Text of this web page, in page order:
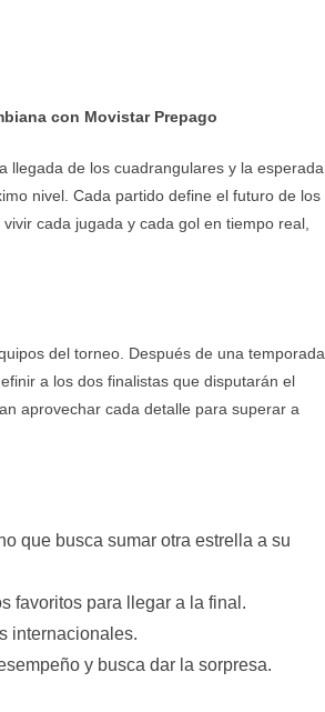
con Movistar Prepago
llegada de los cuadrangulares y la esperada
nivel. Cada partido define el futuro de los
vivir cada jugada y cada gol en tiempo real,
del torneo. Después de una temporada
a los dos finalistas que disputarán el
aprovechar cada detalle para superar a
que busca sumar otra estrella a su
favoritos para llegar a la final.
internacionales.
y busca dar la sorpresa.